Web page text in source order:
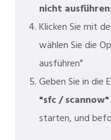
nicht ausführen:
Klicken Sie mit
wählen Sie die
ausführen"
Geben Sie in die
"sfc / scannow"
starten, und